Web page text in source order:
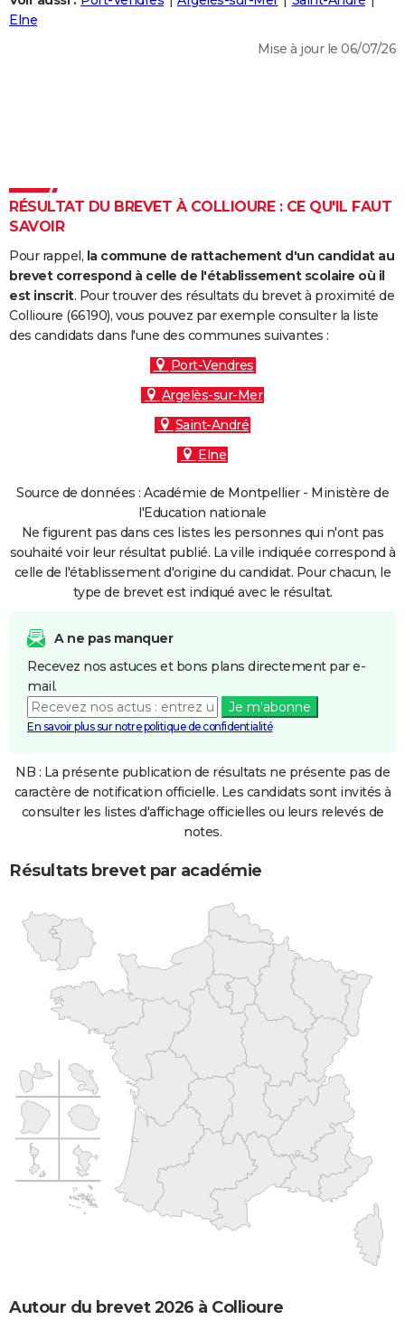
Destinations
City break
Voyage nature
Voyage de noces
Forum
Climat
+
PHOTO
Dictionnaire
Biographies
Citations
Expressions
Proverbes
PROGRAMME TV
S'inscrire
Se connecter
Lycées
Collèges
Primaires
Universités
Entreprises
Service militaire
Avis de recherche
AVIS DE DÉCÈS
FORUM
Elne
Mise à jour le 06/07/26
RÉSULTAT DU BREVET À COLLIOURE : CE QU'IL FAUT
SAVOIR
Pour rappel, la commune de rattachement d'un candidat au
brevet correspond à celle de l'établissement scolaire où il
est inscrit. Pour trouver des résultats du brevet à proximité de
Collioure (66190), vous pouvez par exemple consulter la liste
des candidats dans l'une des communes suivantes :
Port-Vendres
Argelès-sur-Mer
Saint-André
Elne
Source de données : Académie de Montpellier - Ministère de
l'Education nationale
Ne figurent pas dans ces listes les personnes qui n'ont pas
souhaité voir leur résultat publié. La ville indiquée correspond à
celle de l'établissement d'origine du candidat. Pour chacun, le
type de brevet est indiqué avec le résultat.
A ne pas manquer
Recevez nos astuces et bons plans directement par e-
mail.
Je m'abonne
En savoir plus sur notre politique de confidentialité
NB : La présente publication de résultats ne présente pas de
caractère de notification officielle. Les candidats sont invités à
consulter les listes d'affichage officielles ou leurs relevés de
notes.
Résultats brevet par académie
Autour du brevet 2026 à Collioure